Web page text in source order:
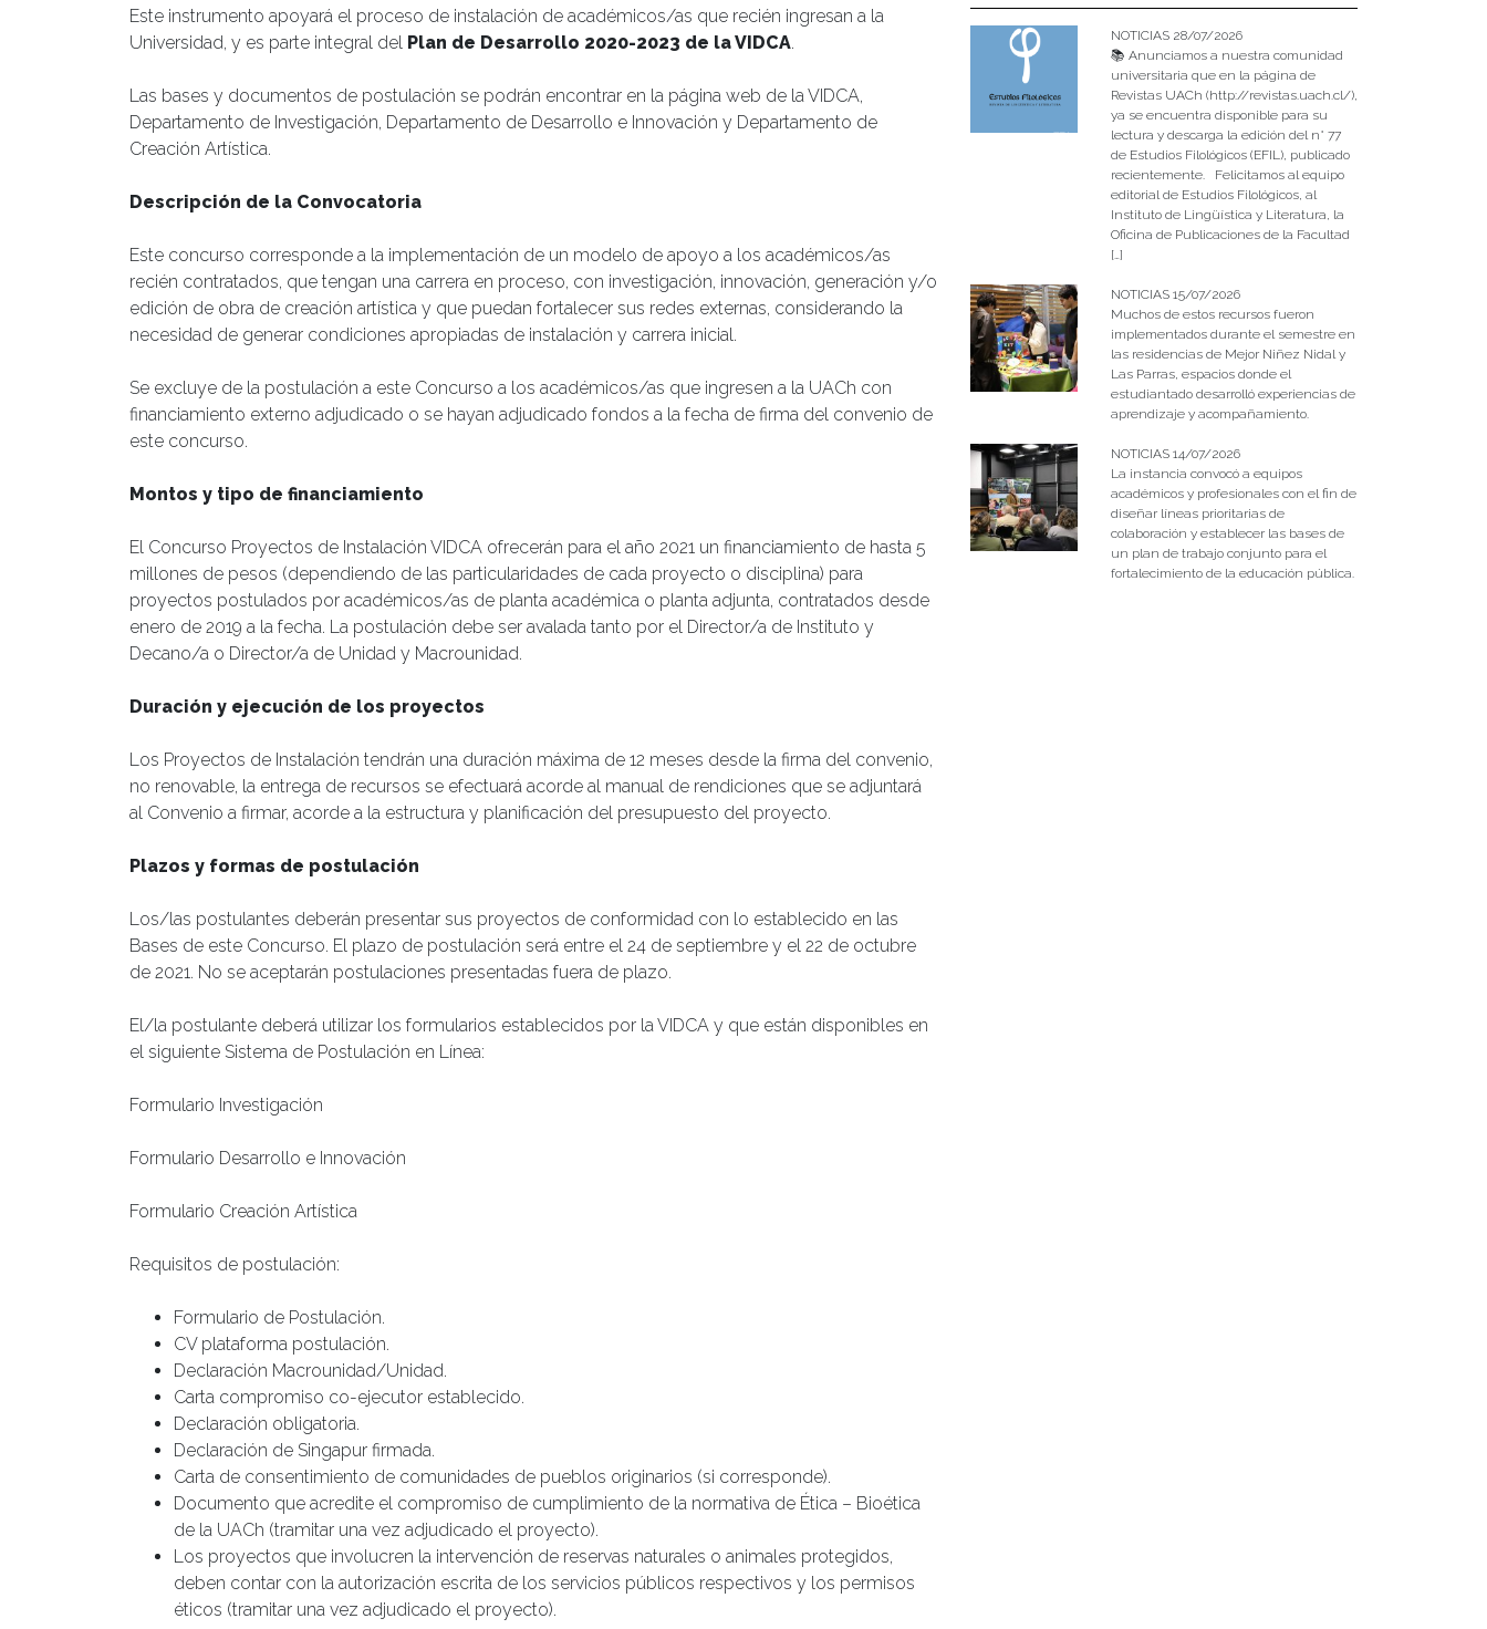
Este instrumento apoyará el proceso de instalación de académicos/as que recién ingresan a la
Universidad, y es parte integral del Plan de Desarrollo 2020-2023 de la VIDCA.
Las bases y documentos de postulación se podrán encontrar en la página web de la VIDCA,
Departamento de Investigación, Departamento de Desarrollo e Innovación y Departamento de
Creación Artística.
Descripción de la Convocatoria
Este concurso corresponde a la implementación de un modelo de apoyo a los académicos/as
recién contratados, que tengan una carrera en proceso, con investigación, innovación, generación y/o
edición de obra de creación artística y que puedan fortalecer sus redes externas, considerando la
necesidad de generar condiciones apropiadas de instalación y carrera inicial.
Se excluye de la postulación a este Concurso a los académicos/as que ingresen a la UACh con
financiamiento externo adjudicado o se hayan adjudicado fondos a la fecha de firma del convenio de
este concurso.
Montos y tipo de financiamiento
El Concurso Proyectos de Instalación VIDCA ofrecerán para el año 2021 un financiamiento de hasta 5
millones de pesos (dependiendo de las particularidades de cada proyecto o disciplina) para
proyectos postulados por académicos/as de planta académica o planta adjunta, contratados desde
enero de 2019 a la fecha. La postulación debe ser avalada tanto por el Director/a de Instituto y
Decano/a o Director/a de Unidad y Macrounidad.
Duración y ejecución de los proyectos
Los Proyectos de Instalación tendrán una duración máxima de 12 meses desde la firma del convenio,
no renovable, la entrega de recursos se efectuará acorde al manual de rendiciones que se adjuntará
al Convenio a firmar, acorde a la estructura y planificación del presupuesto del proyecto.
Plazos y formas de postulación
Los/las postulantes deberán presentar sus proyectos de conformidad con lo establecido en las
Bases de este Concurso. El plazo de postulación será entre el 24 de septiembre y el 22 de octubre
de 2021. No se aceptarán postulaciones presentadas fuera de plazo.
El/la postulante deberá utilizar los formularios establecidos por la VIDCA y que están disponibles en
el siguiente Sistema de Postulación en Línea:
Formulario Investigación
Formulario Desarrollo e Innovación
Formulario Creación Artística
Requisitos de postulación:
Formulario de Postulación.
CV plataforma postulación.
Declaración Macrounidad/Unidad.
Carta compromiso co-ejecutor establecido.
Declaración obligatoria.
Declaración de Singapur firmada.
Carta de consentimiento de comunidades de pueblos originarios (si corresponde).
Documento que acredite el compromiso de cumplimiento de la normativa de Ética – Bioética
de la UACh (tramitar una vez adjudicado el proyecto).
Los proyectos que involucren la intervención de reservas naturales o animales protegidos,
deben contar con la autorización escrita de los servicios públicos respectivos y los permisos
éticos (tramitar una vez adjudicado el proyecto).
NOTICIAS 28/07/2026
📚 Anunciamos a nuestra comunidad
universitaria que en la página de
Revistas UACh (http://revistas.uach.cl/),
ya se encuentra disponible para su
lectura y descarga la edición del n° 77
de Estudios Filológicos (EFIL), publicado
recientemente. Felicitamos al equipo
editorial de Estudios Filológicos, al
Instituto de Lingüística y Literatura, la
Oficina de Publicaciones de la Facultad
[…]
NOTICIAS 15/07/2026
Muchos de estos recursos fueron
implementados durante el semestre en
las residencias de Mejor Niñez Nidal y
Las Parras, espacios donde el
estudiantado desarrolló experiencias de
aprendizaje y acompañamiento.
NOTICIAS 14/07/2026
La instancia convocó a equipos
académicos y profesionales con el fin de
diseñar líneas prioritarias de
colaboración y establecer las bases de
un plan de trabajo conjunto para el
fortalecimiento de la educación pública.